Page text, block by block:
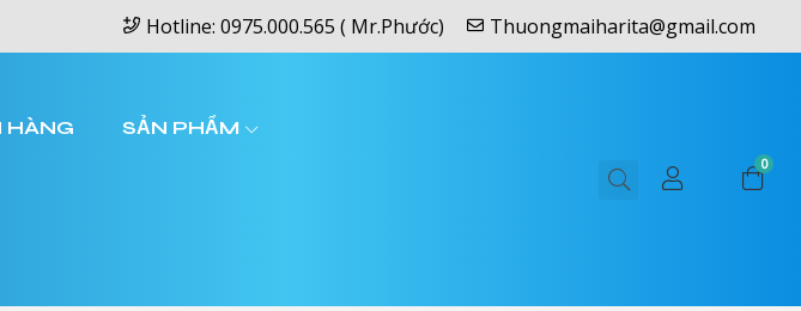
Hotline: 0975.000.565 ( Mr.Phước) Thuongmaiharita@gmail.com
HÀNG SẢN PHẨM
0